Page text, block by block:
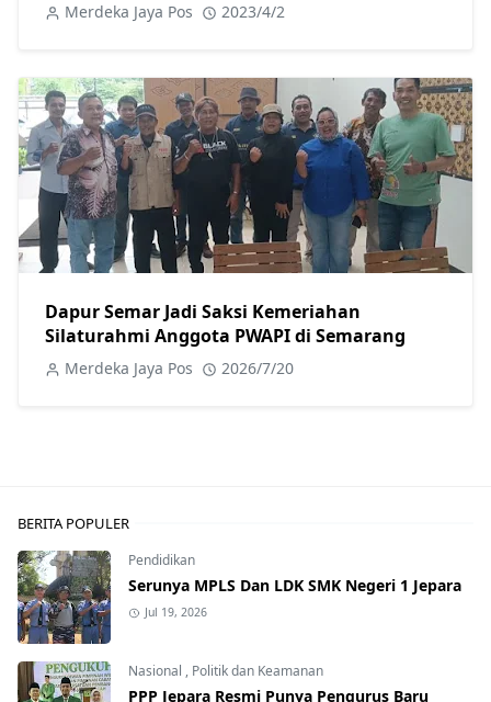
Merdeka Jaya Pos 2023/4/2
Dapur Semar Jadi Saksi Kemeriahan
Silaturahmi Anggota PWAPI di Semarang
Merdeka Jaya Pos 2026/7/20
BERITA POPULER
Pendidikan
Serunya MPLS Dan LDK SMK Negeri 1 Jepara
Jul 19, 2026
Nasional , Politik dan Keamanan
PPP Jepara Resmi Punya Pengurus Baru